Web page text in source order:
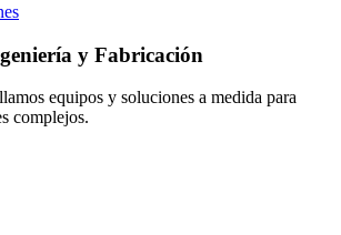
y Fabricación
equipos y soluciones a medida para
complejos.